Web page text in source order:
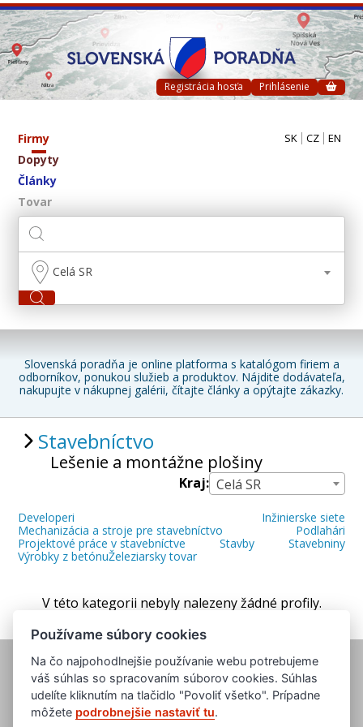
Registrácia hosťa Prihlásenie
Firmy
Dopyty
Články
Tovar
SK CZ EN
Celá SR
Slovenská poradňa je online platforma s katalógom firiem a
odborníkov, ponukou služieb a produktov. Nájdite dodávateľa,
nakupujte v nákupnej galérii, čítajte články a opýtajte zákazky.
Stavebníctvo
Lešenie a montážne plošiny
Kraj: Celá SR
Developeri
Inžinierske siete
Mechanizácia a stroje pre stavebníctvo
Podlahári
Projektové práce v stavebníctve
Stavby
Stavebniny
Výrobky z betónuŽeleziarsky tovar
V této kategorii nebyly nalezeny žádné profily.
Používame súbory cookies
Na čo najpohodlnejšie používanie webu potrebujeme
váš súhlas so spracovaním súborov cookies. Súhlas
udelíte kliknutím na tlačidlo "Povoliť všetko". Prípadne
môžete podrobnejšie nastaviť tu.